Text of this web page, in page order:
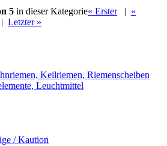
5 in dieser Kategorie« Erster| «
Letzter »
Keilriemen, Riemenscheiben
Leuchtmittel
/ Kaution